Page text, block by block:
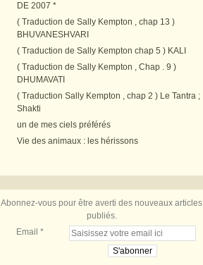
DE 2007 *
( Traduction de Sally Kempton , chap 13 )
BHUVANESHVARI
( Traduction de Sally Kempton chap 5 ) KALI
( Traduction de Sally Kempton , Chap . 9 )
DHUMAVATI
( Traduction Sally Kempton , chap 2 ) Le Tantra ;
Shakti
un de mes ciels préférés
Vie des animaux : les hérissons
Abonnez-vous pour être averti des nouveaux articles
publiés.
Email